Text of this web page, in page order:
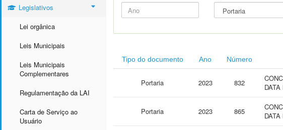
Legislativos
Lei orgânica
Leis Municipais
Leis Municipais
Complementares
Regulamentação da LAI
Carta de Serviço ao
Usuário
Tipo do documento Ano Número
Portaria 2023 832
Portaria 2023 865